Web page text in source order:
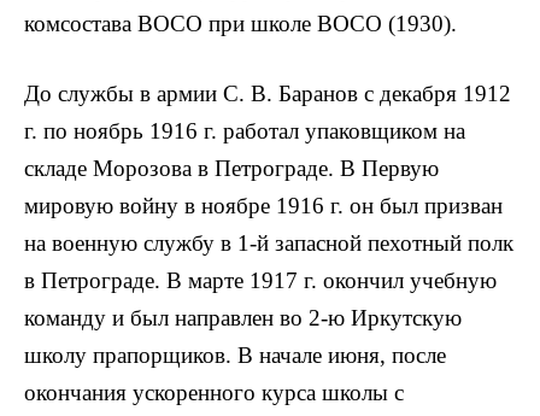
комсостава ВОСО при школе ВОСО (1930).
До службы в армии С. В. Баранов с декабря 1912
г. по ноябрь 1916 г. работал упаковщиком на
складе Морозова в Петрограде. В Первую
мировую войну в ноябре 1916 г. он был призван
на военную службу в 1-й запасной пехотный полк
в Петрограде. В марте 1917 г. окончил учебную
команду и был направлен во 2-ю Иркутскую
школу прапорщиков. В начале июня, после
окончания ускоренного курса школы с